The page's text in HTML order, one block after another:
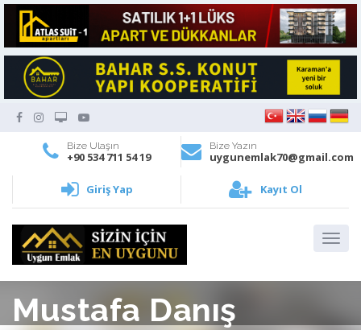
Bize Ulaşın
+90 534 711 54 19
Bize Yazın
uygunemlak70@gmail.com
Giriş Yap Kayıt Ol
Mustafa Danış